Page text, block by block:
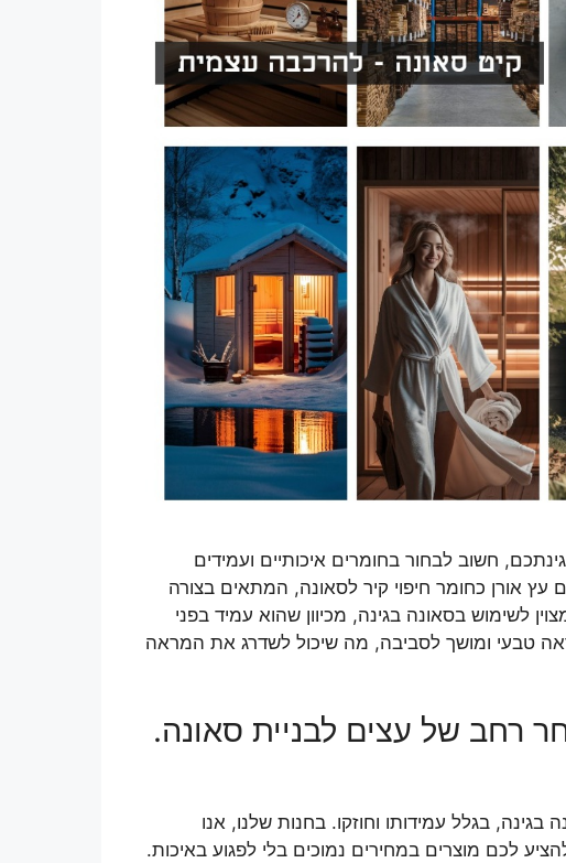
חשוב לבחור בחומרים איכותיים ועמידים
עץ אורן כחומר חיפוי קיר לסאונה, המתאים בצורה
לשימוש בסאונה בגינה, מכיוון שהוא עמיד בפני
טבעי ומושך לסביבה, מה שיכול לשדרג את המראה
רחב של עצים לבניית סאונה.
בגינה, בגלל עמידותו וחוזקו. בחנות שלנו, אנו
לכם מוצרים במחירים נמוכים בלי לפגוע באיכות.